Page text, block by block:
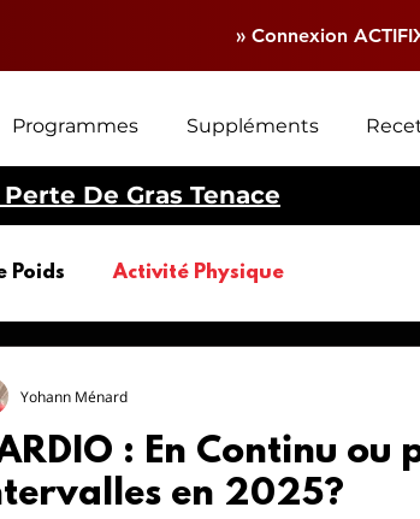
» Connexion
Programmes Suppléments
De Gras Tenace
Poids Activité Physique
: En Continu ou
en 2025?
Yohann Ménard